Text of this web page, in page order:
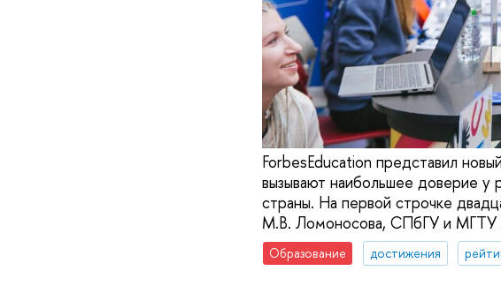
ForbesEducation представил
вызывают наибольшее доверие
страны. На первой строчке
М.В. Ломоносова, СПбГУ и МГТУ
Образование достижения